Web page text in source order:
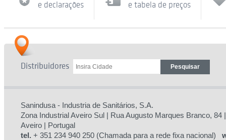
e declarações e tabela de preços
Distribuidores
Sanindusa - Industria de Sanitários, S.A.
Zona Industrial Aveiro Sul | Rua Augusto Marques Branco, 84
Aveiro | Portugal
tel. + 351 234 940 250 (Chamada para a rede fixa nacional)